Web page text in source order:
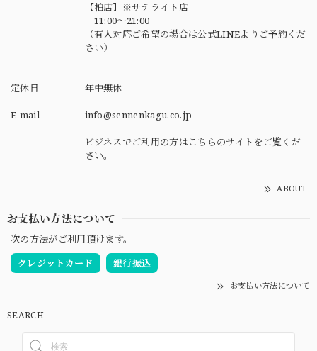
【柏店】※サテライト店
11:00～21:00
（有人対応ご希望の場合は公式LINEよりご予約くだ
さい）
定休日 年中無休
E-mail info@sennenkagu.co.jp
ビジネスでご利用の方はこちらのサイトをご覧くだ
さい。
ABOUT
お支払い方法について
次の方法がご利用頂けます。
クレジットカード
銀行振込
お支払い方法について
SEARCH